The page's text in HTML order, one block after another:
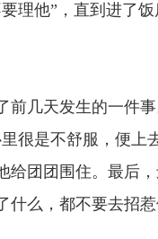
他”，直到进了饭
几天发生的一件事
很是不舒服，便
给团团围住。最后
什么，都不要去招惹